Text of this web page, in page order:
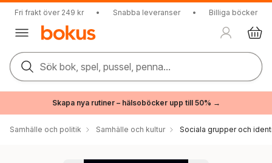
Fri frakt över 249 kr • Snabba leveranser • Billiga böcker
Sök bok, spel, pussel, penna...
Skapa nya rutiner – hälsoböcker upp till 50% →
Samhälle och politik Samhälle och kultur Sociala grupper och